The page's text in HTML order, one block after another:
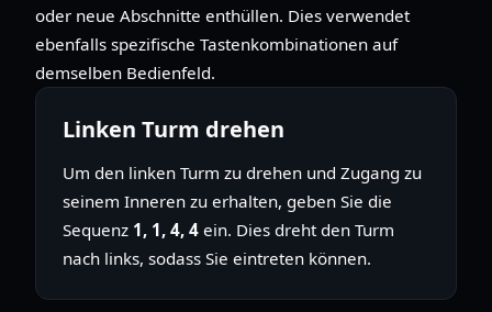
oder neue Abschnitte enthüllen. Dies verwendet
ebenfalls spezifische Tastenkombinationen auf
demselben Bedienfeld.
Linken Turm drehen
Um den linken Turm zu drehen und Zugang zu
seinem Inneren zu erhalten, geben Sie die
Sequenz 1, 1, 4, 4 ein. Dies dreht den Turm
nach links, sodass Sie eintreten können.